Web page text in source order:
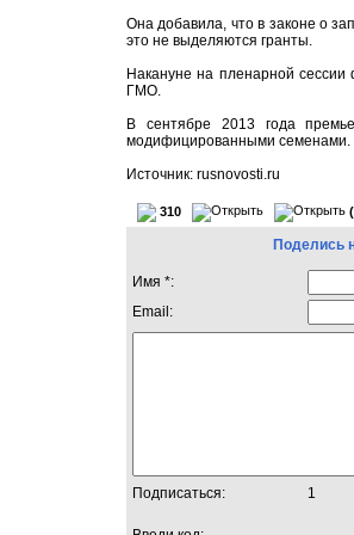
Она добавила, что в законе о
это не выделяются гранты.
Накануне на пленарной
ГМО.
В сентябре 2013 года
модифицированными семенами.
Источник: rusnovosti.ru
310
Поделись
Имя *:
Email:
Подписаться: 1